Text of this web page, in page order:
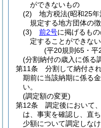
ができないもの
(2)
地方税法(昭和25
規定する地方団体の
(3)
前2号に掲げるも
定することができな
(平20規則65・平
(分割納付の歳入に係る
第11条
分割して納付さ
期前に当該納期に係る
い。
(調定額の変更)
第12条
調定後において
は、事実を確認し、直
少額について調定しな